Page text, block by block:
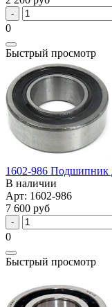
0
Быстрый просмотр
1602-986 Подшипник
В наличии
Арт: 1602-986
7 600 руб
0
Быстрый просмотр